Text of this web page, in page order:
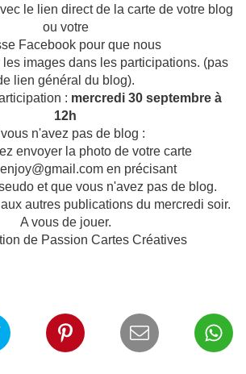
le lien direct de la carte de votre blog
ou votre
Facebook pour que nous
images dans les participations. (pas
lien général du blog).
: mercredi 30 septembre à
12h
n'avez pas de blog :
envoyer la photo de votre carte
en précisant
et que vous n'avez pas de blog.
autres publications du mercredi soir.
A vous de jouer.
de Passion Cartes Créatives